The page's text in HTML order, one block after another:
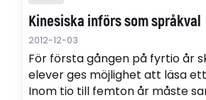
Kinesiska införs som språkval
2012-12-03
För första gången på fyrtio år
elever ges möjlighet att läsa
Inom tio till femton år måste